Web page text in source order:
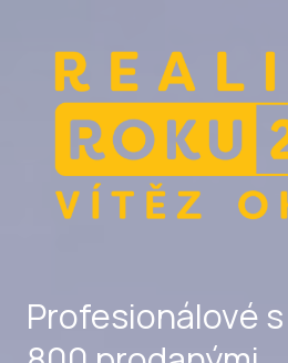
Profesionálové